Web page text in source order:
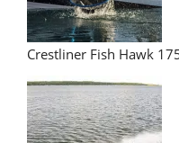
Crestliner Fish Hawk